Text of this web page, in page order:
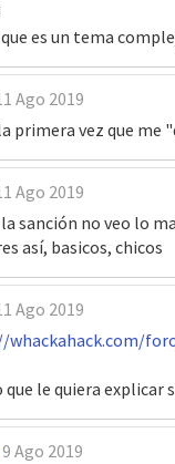
que es un tema
Ago 2019
primera vez que me
Ago 2019
la sanción no veo lo
así, basicos, chicos
Ago 2019
que le quiera
9 Ago 2019